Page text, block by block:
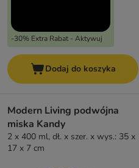
-30% Extra Rabat - Aktywuj
Dodaj do koszyka
Modern Living podwójna
miska Kandy
2 x 400 ml, dł. x szer. x wys.: 35 x
17 x 7 cm